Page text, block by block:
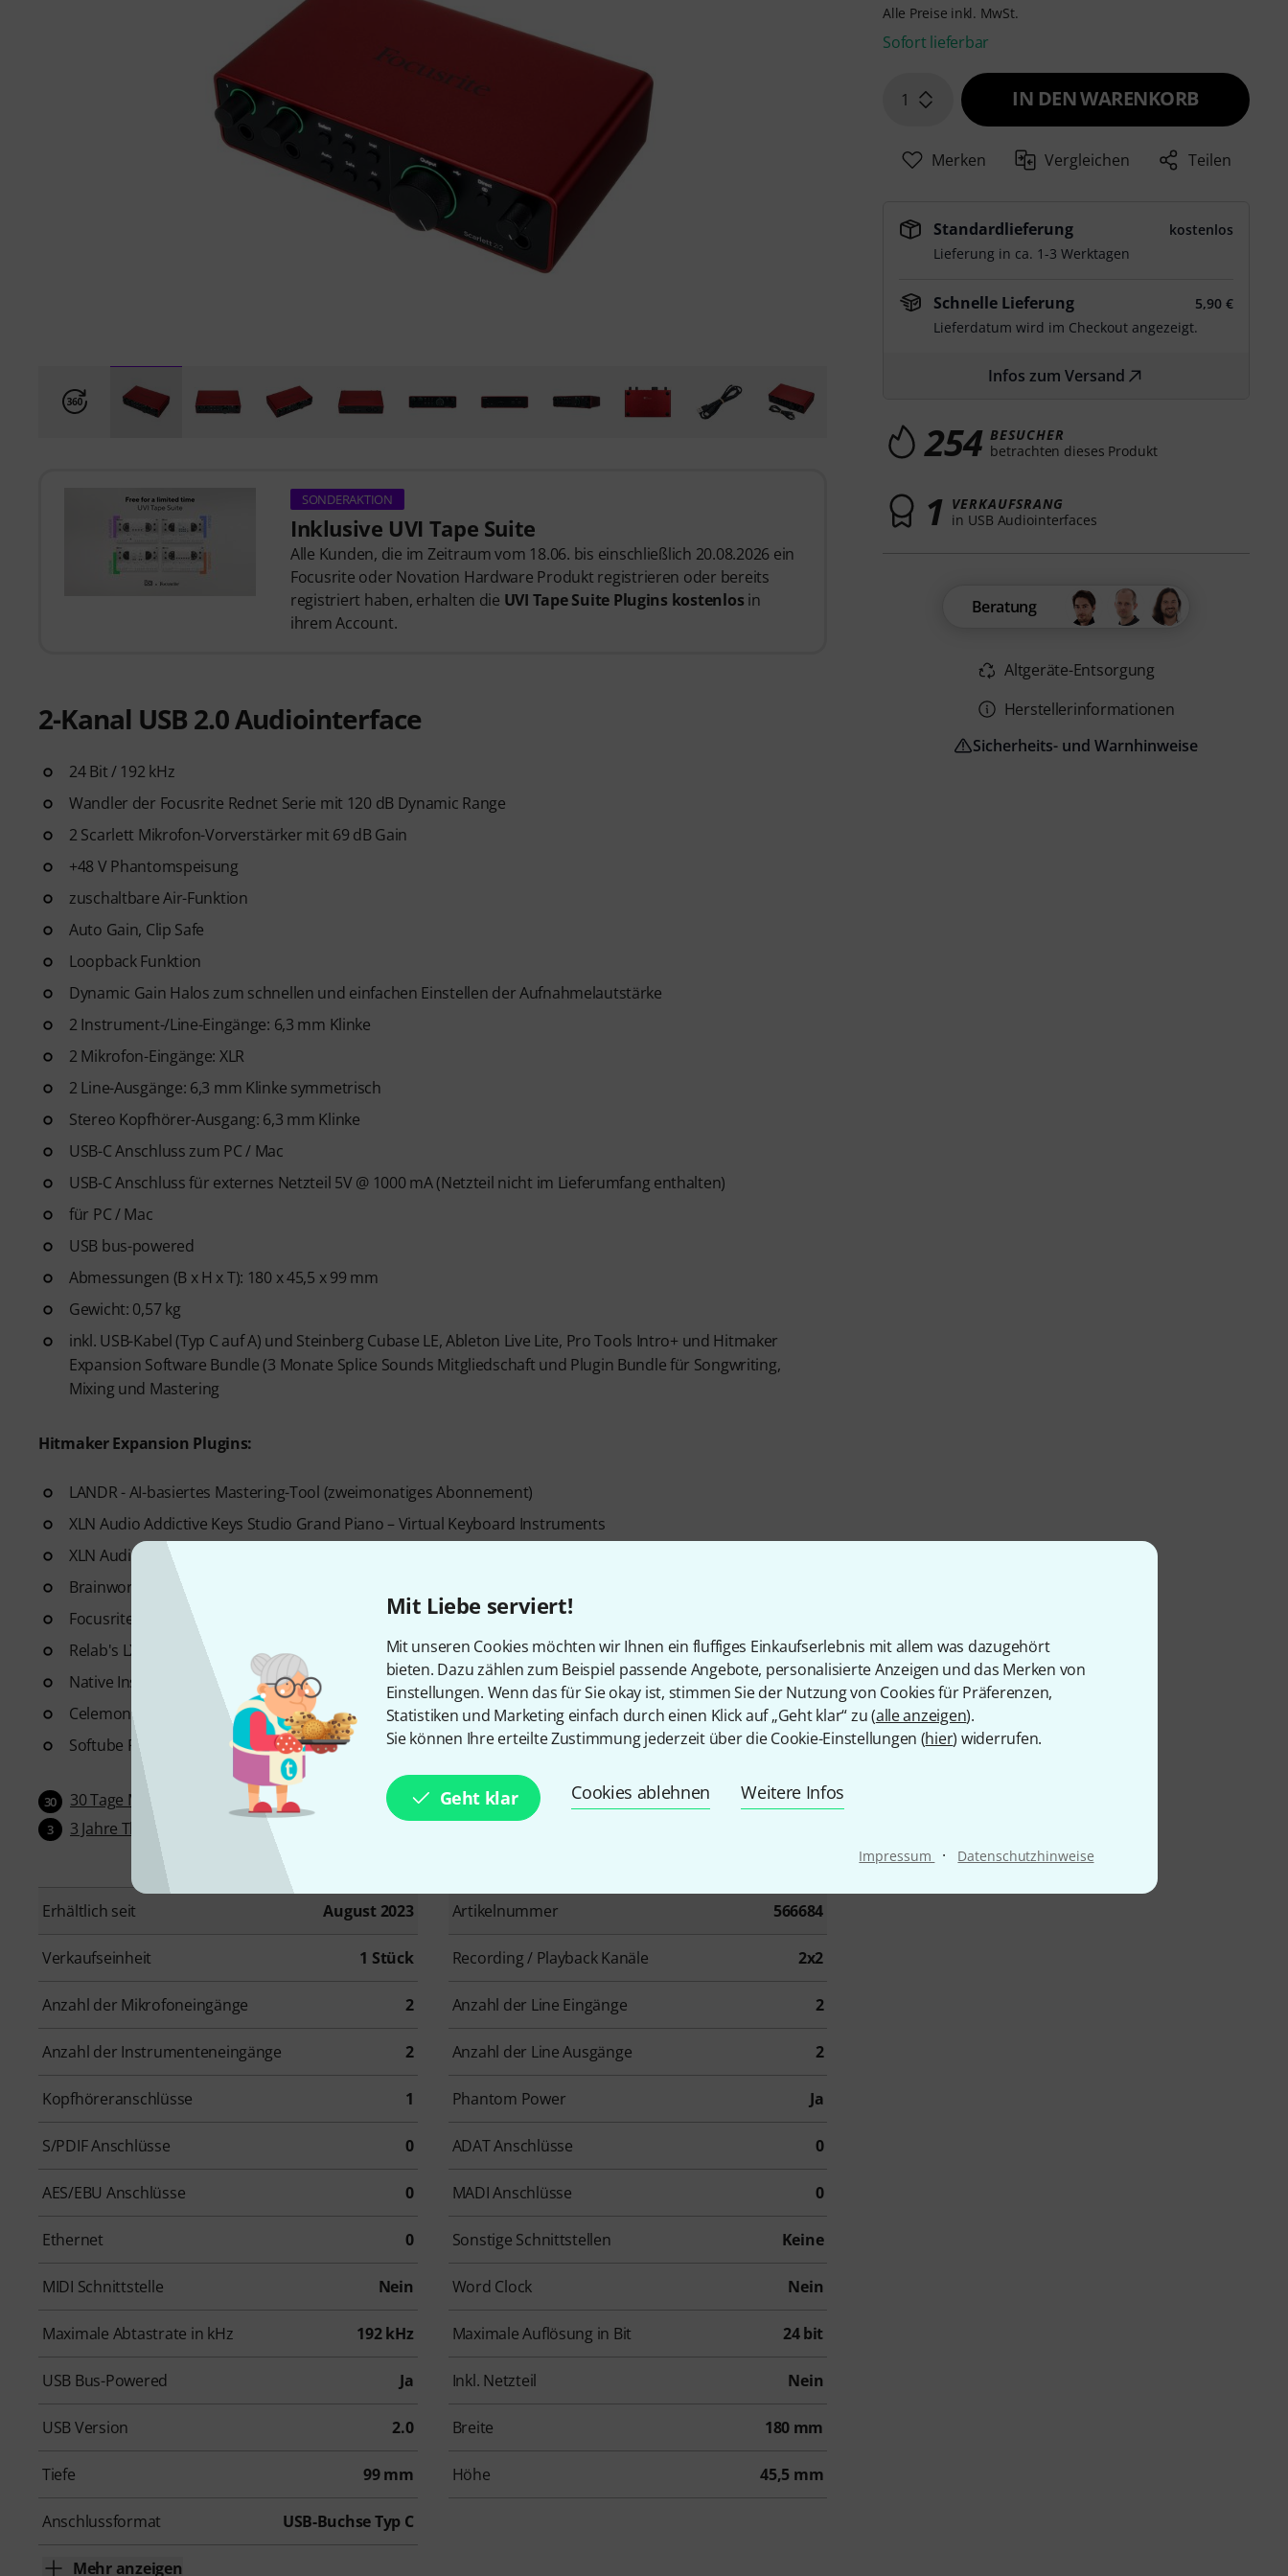
Mit Liebe serviert!
Mit unseren Cookies möchten wir Ihnen ein fluffiges Einkaufserlebnis mit allem was dazugehört
bieten. Dazu zählen zum Beispiel passende Angebote, personalisierte Anzeigen und das Merken von
Einstellungen. Wenn das für Sie okay ist, stimmen Sie der Nutzung von Cookies für Präferenzen,
Statistiken und Marketing einfach durch einen Klick auf „Geht klar“ zu (alle anzeigen).
Sie können Ihre erteilte Zustimmung jederzeit über die Cookie-Einstellungen (hier) widerrufen.
Geht klar Cookies ablehnen Weitere Infos
Impressum · Datenschutzhinweise
SONDERAKTION
Inklusive UVI Tape Suite
Alle Kunden, die im Zeitraum vom 18.06. bis einschließlich 20.08.2026 ein
Focusrite oder Novation Hardware Produkt registrieren oder bereits
registriert haben, erhalten die UVI Tape Suite Plugins kostenlos in
ihrem Account.
2-Kanal USB 2.0 Audiointerface
24 Bit / 192 kHz
Wandler der Focusrite Rednet Serie mit 120 dB Dynamic Range
2 Scarlett Mikrofon-Vorverstärker mit 69 dB Gain
+48 V Phantomspeisung
zuschaltbare Air-Funktion
Auto Gain, Clip Safe
Loopback Funktion
Dynamic Gain Halos zum schnellen und einfachen Einstellen der Aufnahmelautstärke
2 Instrument-/Line-Eingänge: 6,3 mm Klinke
2 Mikrofon-Eingänge: XLR
2 Line-Ausgänge: 6,3 mm Klinke symmetrisch
Stereo Kopfhörer-Ausgang: 6,3 mm Klinke
USB-C Anschluss zum PC / Mac
USB-C Anschluss für externes Netzteil 5V @ 1000 mA (Netzteil nicht im Lieferumfang enthalten)
für PC / Mac
USB bus-powered
Abmessungen (B x H x T): 180 x 45,5 x 99 mm
Gewicht: 0,57 kg
inkl. USB-Kabel (Typ C auf A) und Steinberg Cubase LE, Ableton Live Lite, Pro Tools Intro+ und Hitmaker
Expansion Software Bundle (3 Monate Splice Sounds Mitgliedschaft und Plugin Bundle für Songwriting,
Mixing und Mastering
Hitmaker Expansion Plugins:
LANDR - AI-basiertes Mastering-Tool (zweimonatiges Abonnement)
XLN Audio Addictive Keys Studio Grand Piano – Virtual Keyboard Instruments
XLN Audio Addictive Drums 2: Studio Rock - Virtual Drum Library
Brainworx Bx_console Focusrite SC - Channelstrip
Focusrite Red 2 & 3 Plug-in Suite - EQ und Kompressor
Relab's LX480 Essentials - Reverb
Native Instruments MASSIVE, FAST Balancer
Celemony Melodyne Essential
Softube Flow Guitar Essentials
30 30 Tage Money-Back-Garantie
3 3 Jahre Thomann Garantie
Erhältlich seit August 2023 Artikelnummer 566684
Verkaufseinheit 1 Stück Recording / Playback Kanäle 2x2
Anzahl der Mikrofoneingänge 2 Anzahl der Line Eingänge 2
Anzahl der Instrumenteneingänge 2 Anzahl der Line Ausgänge 2
Kopfhöreranschlüsse 1 Phantom Power Ja
S/PDIF Anschlüsse 0 ADAT Anschlüsse 0
AES/EBU Anschlüsse 0 MADI Anschlüsse 0
Ethernet 0 Sonstige Schnittstellen Keine
MIDI Schnittstelle Nein Word Clock Nein
Maximale Abtastrate in kHz 192 kHz Maximale Auflösung in Bit 24 bit
USB Bus-Powered Ja Inkl. Netzteil Nein
USB Version 2.0 Breite 180 mm
Tiefe 99 mm Höhe 45,5 mm
Anschlussformat USB-Buchse Typ C
Mehr anzeigen
Alle Preise inkl. MwSt.
Sofort lieferbar
1 IN DEN WARENKORB
Merken Vergleichen Teilen
Standardlieferung
kostenlos
Lieferung in ca. 1-3 Werktagen
Schnelle Lieferung
5,90 €
Lieferdatum wird im Checkout angezeigt.
Infos zum Versand
254 BESUCHER
betrachten dieses Produkt
1 VERKAUFSRANG
in USB Audiointerfaces
Beratung
Altgeräte-Entsorgung
Herstellerinformationen
Sicherheits- und Warnhinweise